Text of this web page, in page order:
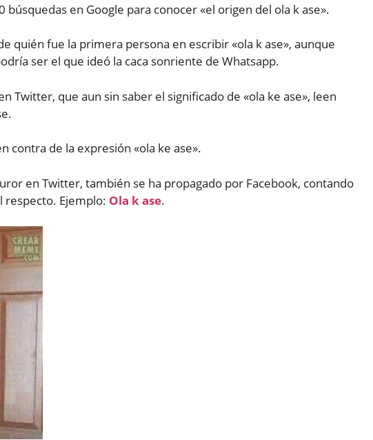
en Google para conocer «el origen del ola k ase».
quién fue la primera persona en escribir «ola k ase», aunque
ser el que ideó la caca sonriente de Whatsapp.
Twitter, que aun sin saber el significado de «ola ke ase», leen
contra de la expresión «ola ke ase».
en Twitter, también se ha propagado por Facebook, contando
respecto. Ejemplo: Ola k ase.